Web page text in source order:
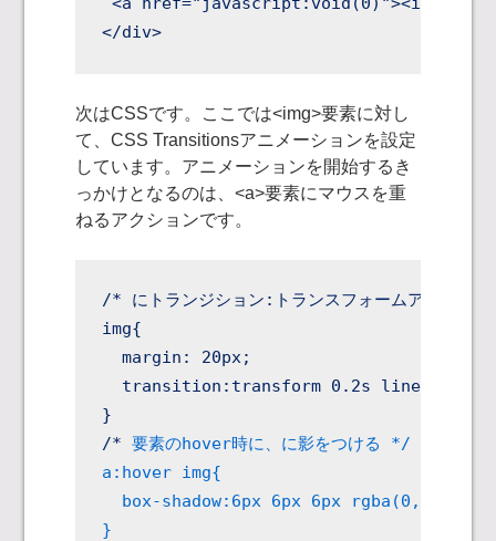
</div>
次はCSSです。ここでは<img>要素に対し
て、CSS Transitionsアニメーションを設定
しています。アニメーションを開始するき
っかけとなるのは、<a>要素にマウスを重
ねるアクションです。
/* にトランジション:トランスフォームアニメー
img{
  margin: 20px;
  transition:transform 0.2s linear;
}
/* 要素のhover時に、 に影をつける */
a:hover img{
box-shadow:6px 6px 6px
}